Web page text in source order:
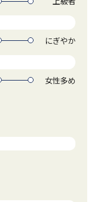
5
にぎやか
女性多め